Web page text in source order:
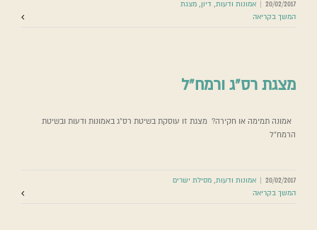
20/02/2017
| אמונות ודעות, דיון, מצגת
המשך בקריאה
מצגת רס”ג ורמח”ל
אמונה תמימה או חקירה? מצגת זו עוסקת בשיטת רס"ג באמונות ודעות ובשיטת
הרמח"ל
20/02/2017
| אמונות ודעות, מסילת ישרים
המשך בקריאה